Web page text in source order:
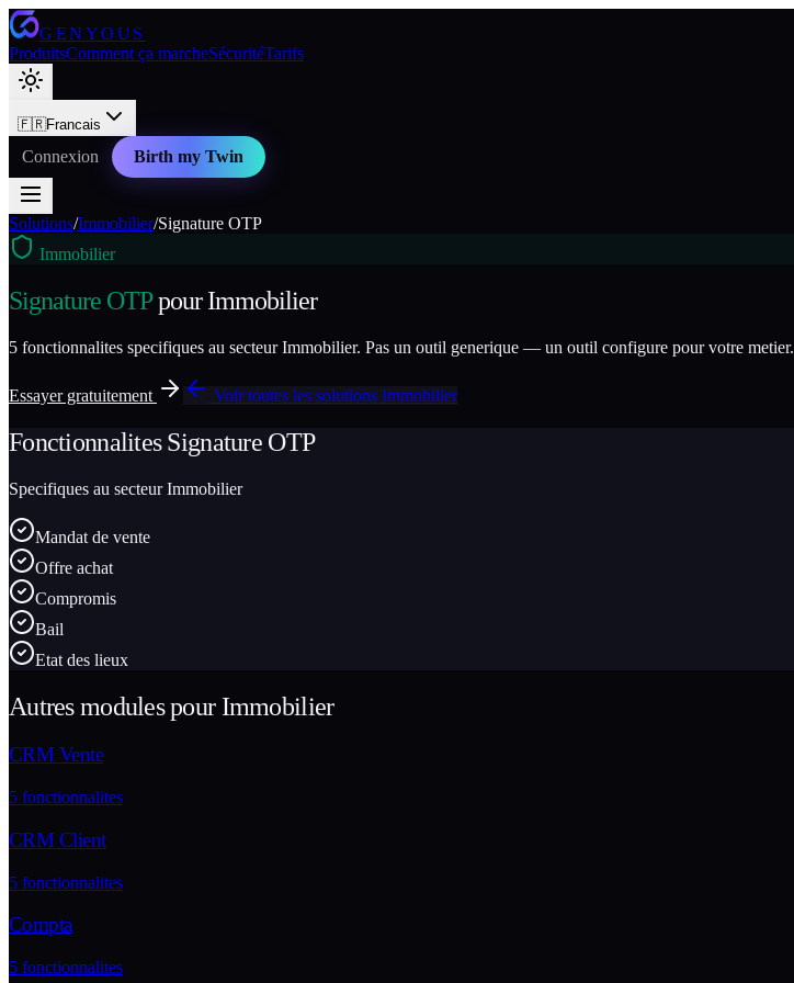
GENYOUS
ProduitsComment ça marcheSécuritéTarifs
🇫🇷Francais
Connexion Birth my Twin
Solutions/Immobilier/Signature OTP
Immobilier
Signature OTPpourImmobilier
5 fonctionnalites specifiques au secteurImmobilier. Pas un outil generique — un outil configure pour votre metier.
Essayer gratuitement Voir toutes les solutions Immobilier
FonctionnalitesSignature OTP
Specifiques au secteurImmobilier
Mandat de vente
Offre achat
Compromis
Bail
Etat des lieux
Autres modules pour Immobilier
CRM Vente
5 fonctionnalites
CRM Client
5 fonctionnalites
Compta
5 fonctionnalites